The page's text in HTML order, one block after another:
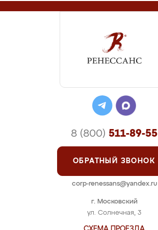
г. Московский
ул. Солнечная, 3
8 (800) 511-89-55
ОБРАТНЫЙ ЗВОНОК
corp-renessans@yandex.ru